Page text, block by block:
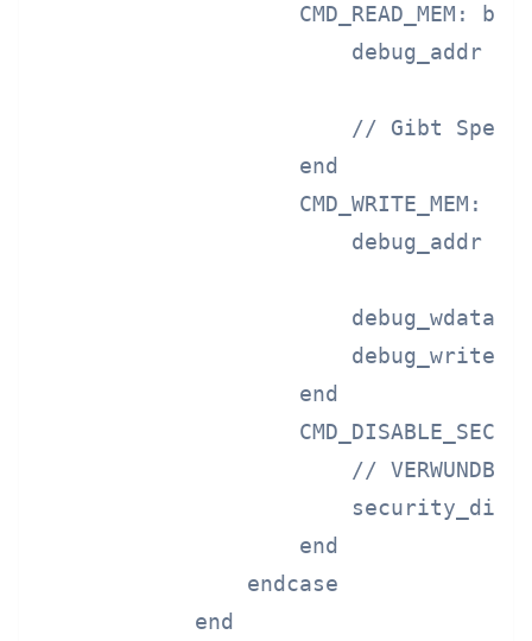
CMD_READ_MEM:
debug_addr
// Gibt
                    end
CMD_WRITE_MEM:
debug_addr
debug_wdata
debug_write
                    end
CMD_DISABLE_SEC:
//
                    end
                endcase
            end